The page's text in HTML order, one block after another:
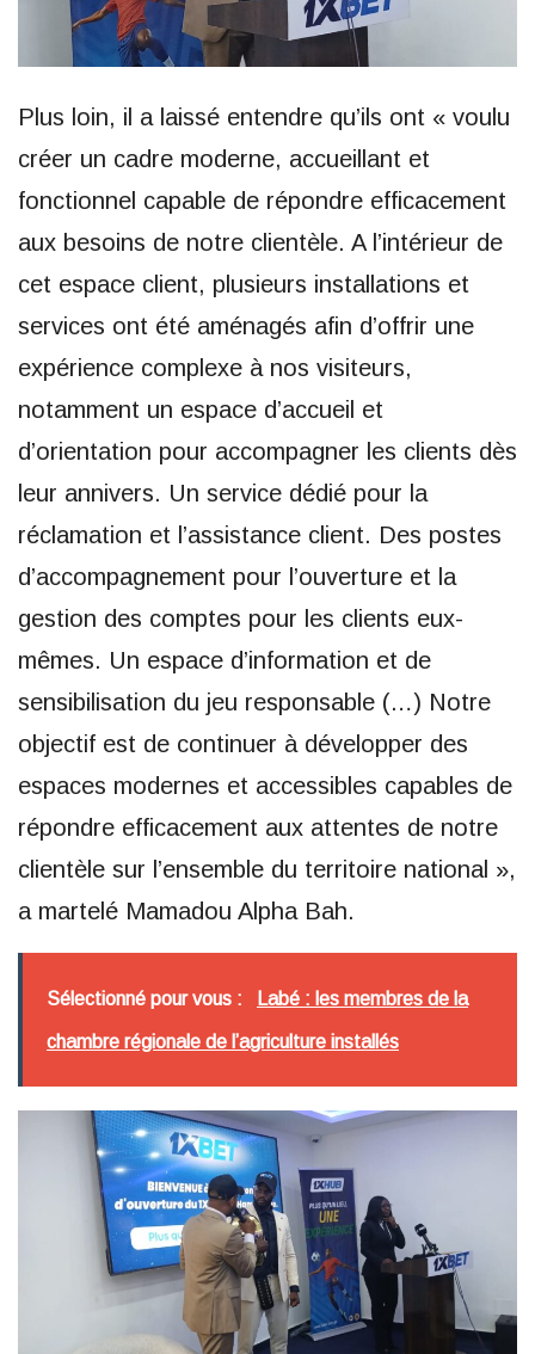
Plus loin, il a laissé entendre qu’ils ont « voulu
créer un cadre moderne, accueillant et
fonctionnel capable de répondre efficacement
aux besoins de notre clientèle. A l’intérieur de
cet espace client, plusieurs installations et
services ont été aménagés afin d’offrir une
expérience complexe à nos visiteurs,
notamment un espace d’accueil et
d’orientation pour accompagner les clients dès
leur annivers. Un service dédié pour la
réclamation et l’assistance client. Des postes
d’accompagnement pour l’ouverture et la
gestion des comptes pour les clients eux-
mêmes. Un espace d’information et de
sensibilisation du jeu responsable (…) Notre
objectif est de continuer à développer des
espaces modernes et accessibles capables de
répondre efficacement aux attentes de notre
clientèle sur l’ensemble du territoire national »,
a martelé Mamadou Alpha Bah.
Sélectionné pour vous : Labé : les membres de la
chambre régionale de l’agriculture installés